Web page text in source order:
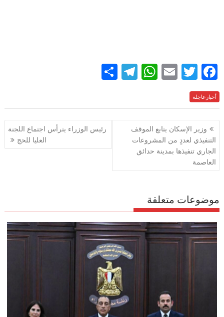
F
ac
e
b
o
o
k
T
itt
er
E
ai
l
W
at
s
A
p
p
T
e
gr
m
ar
e
أخبارعاجلة
تصفّح
المقالات
وزير الإسكان يتابع الموقف
التنفيذي لعددٍ من المشروعات
الجاري تنفيذها بمدينة حدائق
العاصمة
رئيس الوزراء يترأس اجتماع اللجنة
العليا للحج
موضوعات متعلقة